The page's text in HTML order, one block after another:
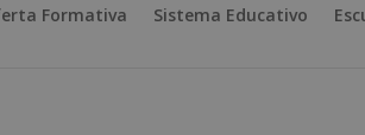
Formativa Sistema Educativo